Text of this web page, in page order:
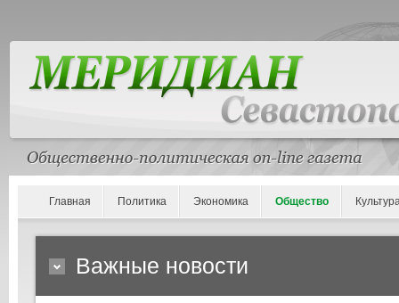
Главная Политика Экономика Общество
Важные новости